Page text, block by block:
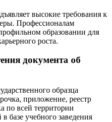
высокие требования к
Профессионалам
образовании для
роста.
документа об
образца
приложение, реестр
по всей территории
базе учебного заведения